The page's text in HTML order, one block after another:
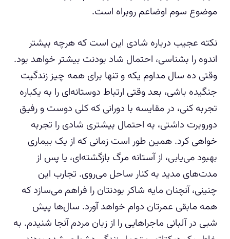
موضوع سوم اوضاعم روبراه است.
نکته عجیب درباره شادی این است که هرچه بیشتر
اندوه را بشناسی، احتمال شاد بودنت بیشتر خواهد بود.
وقتی ده سال مداوم یکه و تنها برای همه چیز زندگیت
جنگیده باشی، بعد وقتی ارتباط دوستانه‌ای را به یکباره
تجربه کنی، در مقایسه با دورانی که کلی دوست و رفیق
دوروبرت داشتی، به احتمال بیشتری شادی را تجربه
خواهی کرد. همین طور است زمانی که از یک بیماری
بهبود می‌یابی، از آستانه مرگ بازگشته‌ای، یا پس از
مدت‌های مدید به کنار ساحل می‌روی. تجارب این
چنینی، آنچنان مایه شاکر بودنتان را فراهم می‌سازد که
همه مابقی عمرتان دوام خواهد آورد. سال‌ها پیش
شبی در آلبانی ماجراهایی را از زبان مردم آنجا شنیدم. به